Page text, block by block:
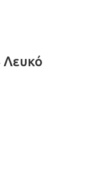
Λευκό